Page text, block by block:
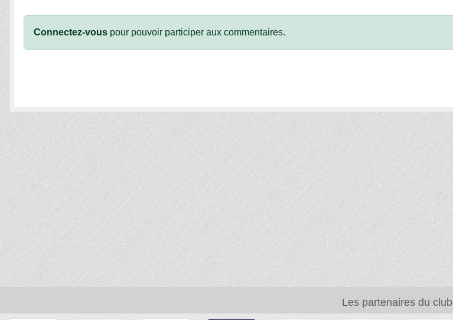
Connectez-vous pour pouvoir participer aux commentaires.
Les partenaires du club